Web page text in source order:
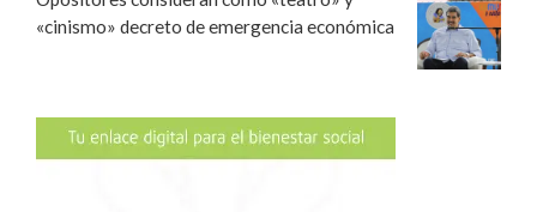
«cinismo» decreto de emergencia económica